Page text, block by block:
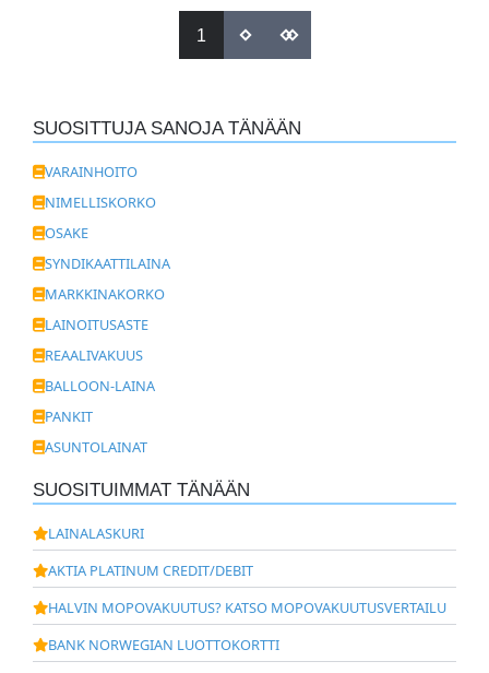
korko,
korkokatto
korko?
1
SUOSITTUJA SANOJA TÄNÄÄN
VARAINHOITO
NIMELLISKORKO
OSAKE
SYNDIKAATTILAINA
MARKKINAKORKO
LAINOITUSASTE
REAALIVAKUUS
BALLOON-LAINA
PANKIT
ASUNTOLAINAT
SUOSITUIMMAT TÄNÄÄN
LAINALASKURI
AKTIA PLATINUM CREDIT/DEBIT
HALVIN MOPOVAKUUTUS? KATSO MOPOVAKUUTUSVERTAILU
BANK NORWEGIAN LUOTTOKORTTI